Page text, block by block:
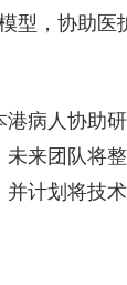
型，协助医
病人协助
来团队将
计划将技